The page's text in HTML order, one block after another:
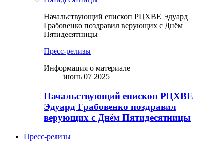
Начальствующий епископ РЦХВЕ Эдуард
Грабовенко поздравил верующих с Днём
Пятидесятницы
Пресс-релизы
Информация о материале
июнь 07 2025
Начальствующий епископ РЦХВЕ
Эдуард Грабовенко поздравил
верующих с Днём Пятидесятницы
Пресс-релизы